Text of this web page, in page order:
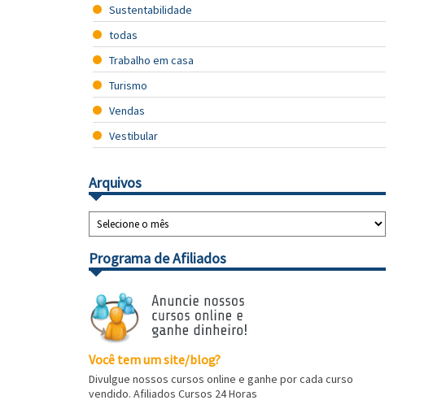
Sustentabilidade
todas
Trabalho em casa
Turismo
Vendas
Vestibular
Arquivos
Programa de Afiliados
Você tem um site/blog?
Divulgue nossos cursos online e ganhe por cada curso
vendido. Afiliados Cursos 24 Horas